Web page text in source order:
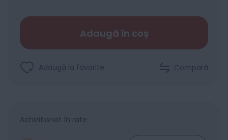
Adaugă în coș
Adaugă la favorite Compară
Achiziționat în rate